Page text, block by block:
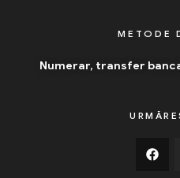
METODE
Numerar, transfer